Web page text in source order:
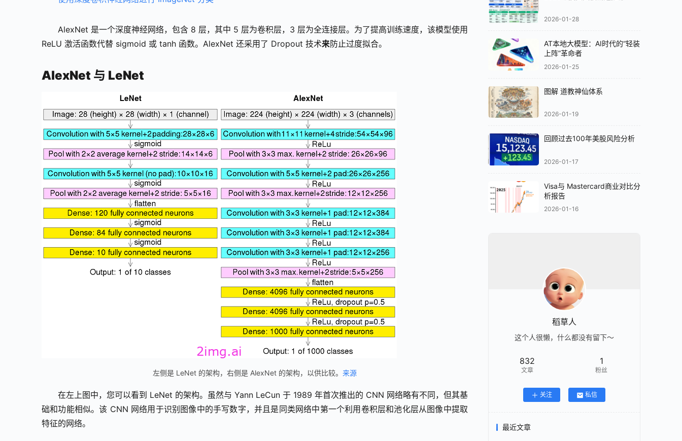
AlexNet 是一个深度神经网络，包含 8 层，其中 5 层为卷积层，3 层为全连接层。为了提高训练速度，该模型使用
ReLU 激活函数代替 sigmoid 或 tanh 函数。AlexNet 还采用了 Dropout 技术来防止过度拟合。
AlexNet 与 LeNet
左侧是 LeNet 的架构，右侧是 AlexNet 的架构，以供比较。 来源
在左上图中，您可以看到 LeNet 的架构。虽然与 Yann LeCun 于 1989 年首次推出的 CNN 网络略有不同，但其基
础和功能相似。该 CNN 网络用于识别图像中的手写数字，并且是同类网络中第一个利用卷积层和池化层从图像中提取
特征的网络。
2026-01-28
AT本地大模型：AI时代的“轻装
上阵”革命者
2026-01-25
图解 道教神仙体系
2026-01-19
回顾过去100年美股风险分析
2026-01-17
Visa与 Mastercard商业对比分
析报告
2026-01-16
稻草人
这个人很懒，什么都没有留下～
832
文章
1
粉丝
关注 私信
最近文章